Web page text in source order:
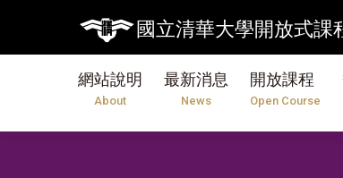
國立清華大學開放式課
網站說明
About
最新消息
News
開放課程
Open Course